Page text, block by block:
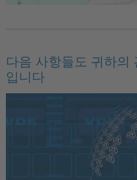
다음 사항들도 귀하의
입니다